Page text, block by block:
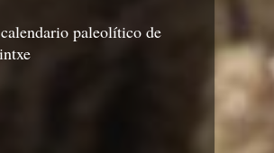
paleolítico de